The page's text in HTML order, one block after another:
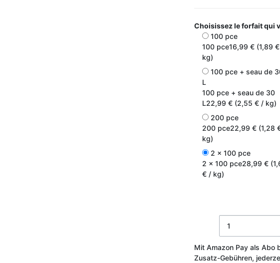
Choisissez le forfait qui
100 pce
100 pce16,99 € (1,89
kg)
100 pce + seau de
L
100 pce + seau de 30
L22,99 € (2,55 € / kg)
200 pce
200 pce22,99 € (1,28
kg)
2 x 100 pce
2 x 100 pce28,99 €
€ / kg)
Mit Amazon Pay als Abo
Zusatz-Gebühren,